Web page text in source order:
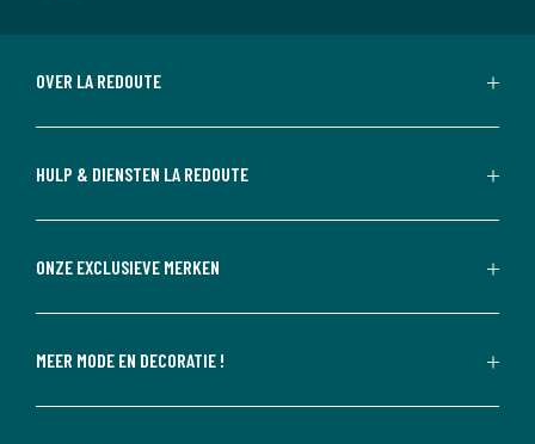
OVER LA REDOUTE
HULP & DIENSTEN LA REDOUTE
ONZE EXCLUSIEVE MERKEN
MEER MODE EN DECORATIE !